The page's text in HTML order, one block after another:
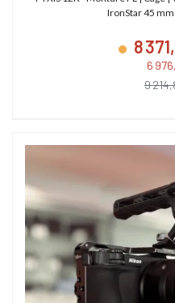
IronStar 45
8
6
9